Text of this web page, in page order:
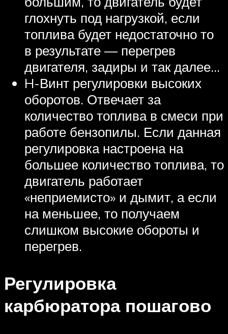
глохнуть под нагрузкой, если
топлива будет недостаточно то
в результате — перегрев
двигателя, задиры и так далее…
H-Винт регулировки высоких
оборотов. Отвечает за
количество топлива в смеси при
работе бензопилы. Если данная
регулировка настроена на
большее количество топлива, то
двигатель работает
«неприемисто» и дымит, а если
на меньшее, то получаем
слишком высокие обороты и
перегрев.
Регулировка
карбюратора пошагово